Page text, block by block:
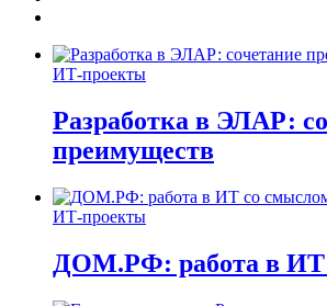
ИТ-проекты
Разработка в ЭЛАР:
преимуществ
ИТ-проекты
ДОМ.РФ: работа в ИТ